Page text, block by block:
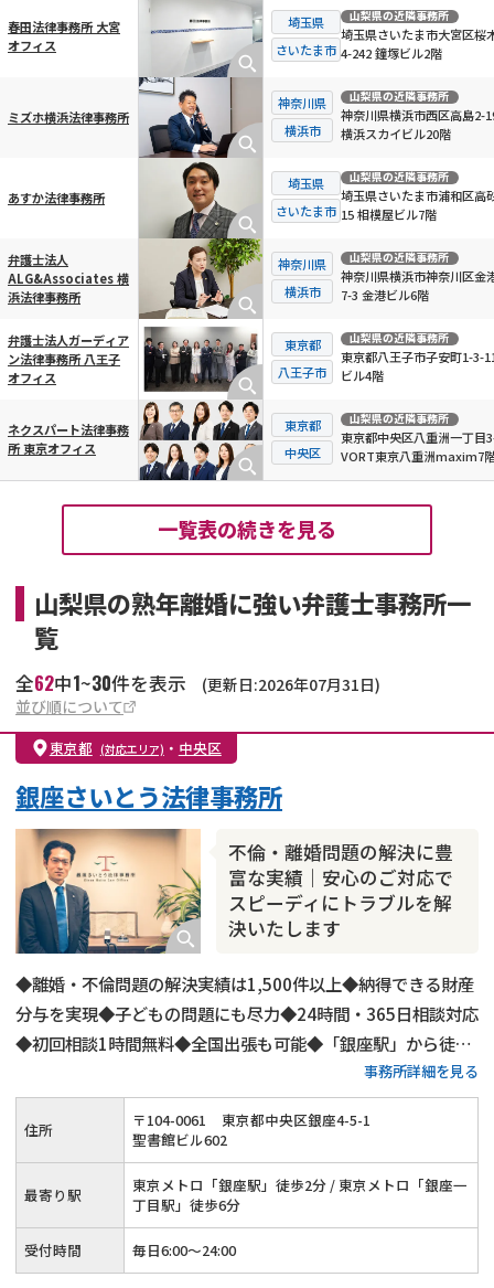
春田法律事務所 大宮
オフィス
埼玉県
さいたま市
山梨県の近隣事務所
埼玉県さいたま市大宮区桜
4-242 鐘塚ビル2階
ミズホ横浜法律事務所
神奈川県
横浜市
山梨県の近隣事務所
神奈川県横浜市西区高島2-
横浜スカイビル20階
あすか法律事務所
埼玉県
さいたま市
山梨県の近隣事務所
埼玉県さいたま市浦和区高
15 相模屋ビル7階
弁護士法人
ALG&Associates 横
浜法律事務所
神奈川県
横浜市
山梨県の近隣事務所
神奈川県横浜市神奈川区金
7-3 金港ビル6階
弁護士法人ガーディア
ン法律事務所 八王子
オフィス
東京都
八王子市
山梨県の近隣事務所
東京都八王子市子安町1-3-
ビル4階
ネクスパート法律事務
所 東京オフィス
東京都
中央区
山梨県の近隣事務所
東京都中央区八重洲一丁目
VORT東京八重洲maxim7
一覧表の続きを見る
山梨県の熟年離婚に強い弁護士事務所一
覧
全62中1~30件を表示
(更新日:2026年07月31日)
並び順について
東京都 (対応エリア) ・ 中央区
不倫・離婚問題の解決に豊
富な実績｜安心のご対応で
スピーディにトラブルを解
決いたします
銀座さいとう法律事務所
◆離婚・不倫問題の解決実績は1,500件以上◆納得できる財産
分与を実現◆子どもの問題にも尽力◆24時間・365日相談対応
◆初回相談1時間無料◆全国出張も可能◆「銀座駅」から徒歩
事務所詳細を見る
住所 〒104-0061
東京都中央区銀座4-5-1
聖書館ビル602
最寄り駅
東京メトロ「銀座駅」徒歩2分 / 東京メトロ「銀座一
丁目駅」徒歩6分
受付時間 毎日6:00～24:00